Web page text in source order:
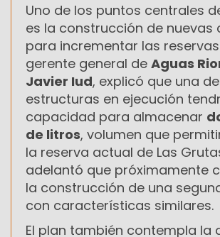
Uno de los puntos centrales
es la construcción de nuevas
para incrementar las reservas
gerente general de Aguas
Javier Iud, explicó que una
estructuras en ejecución
capacidad para almacenar
de litros, volumen que
la reserva actual de Las
adelantó que próximamente
la construcción de una
con características similares.
El plan también contempla la